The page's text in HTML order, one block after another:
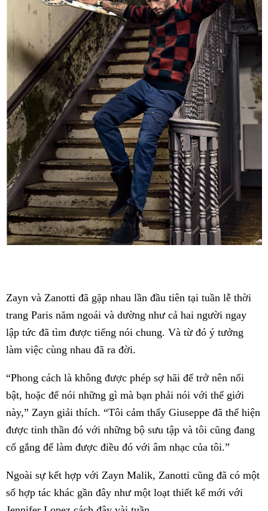
Zayn và Zanotti đã gặp nhau lần đầu tiên tại tuần lễ thời
trang Paris năm ngoái và dường như cả hai người ngay
lập tức đã tìm được tiếng nói chung. Và từ đó ý tưởng
làm việc cùng nhau đã ra đời.
“Phong cách là không được phép sợ hãi để trở nên nổi
bật, hoặc để nói những gì mà bạn phải nói với thế giới
này,” Zayn giải thích. “Tôi cảm thấy Giuseppe đã thể hiện
được tinh thần đó với những bộ sưu tập và tôi cũng đang
cố gắng để làm được điều đó với âm nhạc của tôi.”
Ngoài sự kết hợp với Zayn Malik, Zanotti cũng đã có một
số hợp tác khác gần đây như một loạt thiết kế mới với